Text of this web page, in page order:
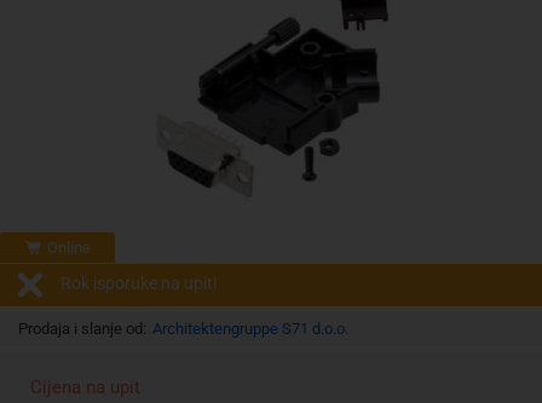
Online
Rok isporuke na upit!
Prodaja i slanje od: Architektengruppe S71 d.o.o.
Cijena na upit